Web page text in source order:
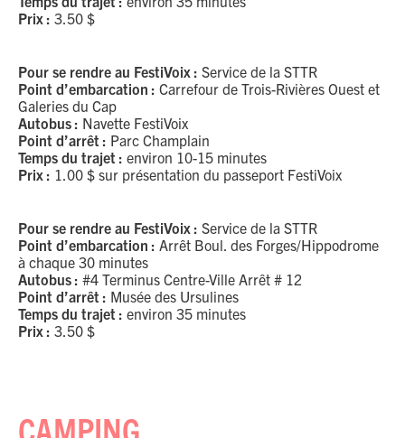
Prix : 3.50 $
Pour se rendre au FestiVoix : Service de la STTR
Point d’embarcation : Carrefour de Trois-Rivières Ouest et
Galeries du Cap
Autobus : Navette FestiVoix
Point d’arrêt : Parc Champlain
Temps du trajet : environ 10-15 minutes
Prix : 1.00 $ sur présentation du passeport FestiVoix
Pour se rendre au FestiVoix : Service de la STTR
Point d’embarcation : Arrêt Boul. des Forges/Hippodrome
à chaque 30 minutes
Autobus : #4 Terminus Centre-Ville Arrêt # 12
Point d’arrêt : Musée des Ursulines
Temps du trajet : environ 35 minutes
Prix : 3.50 $
CAMPING